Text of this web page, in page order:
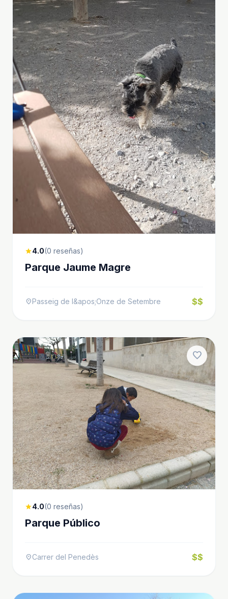
star4.0(0 reseñas)
Parque Jaume Magre
location_onPasseig de l&apos;Onze de Setembre $$
favorite
star4.0(0 reseñas)
Parque Público
location_onCarrer del Penedès $$